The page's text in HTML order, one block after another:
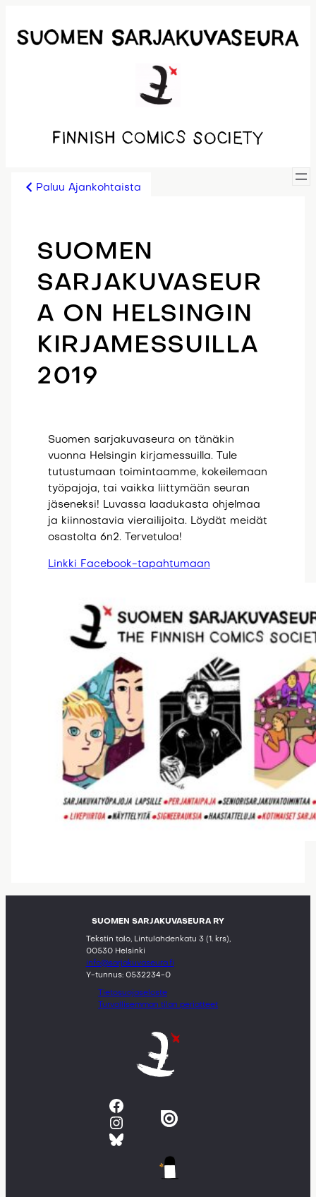
sisältöön
Paluu Ajankohtaista
SUOMEN
SARJAKUVASEUR
A ON HELSINGIN
KIRJAMESSUILLA
2019
Suomen sarjakuvaseura on tänäkin
vuonna Helsingin kirjamessuilla. Tule
tutustumaan toimintaamme, kokeilemaan
työpajoja, tai vaikka liittymään seuran
jäseneksi! Luvassa laadukasta ohjelmaa
ja kiinnostavia vierailijoita. Löydät meidät
osastolta 6n2. Tervetuloa!
Linkki Facebook-tapahtumaan
SUOMEN SARJAKUVASEURA RY
Tekstin talo, Lintulahdenkatu 3 (1. krs),
00530 Helsinki
info@sarjakuvaseura.fi
Y-tunnus: 0532234-0
Tietosuojaseloste
Turvallisemman tilan periatteet
Facebook
Instagram
Bluesky